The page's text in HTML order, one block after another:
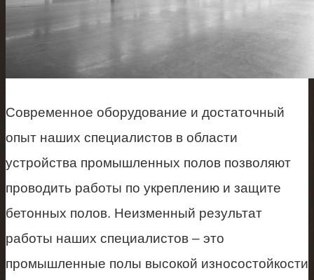
Современное оборудование и достаточный
опыт наших специалистов в области
устройства промышленных полов позволяют
проводить работы по укреплению и защите
бетонных полов. Неизменный результат
работы наших специалистов – это
промышленные полы высокой износостойкости